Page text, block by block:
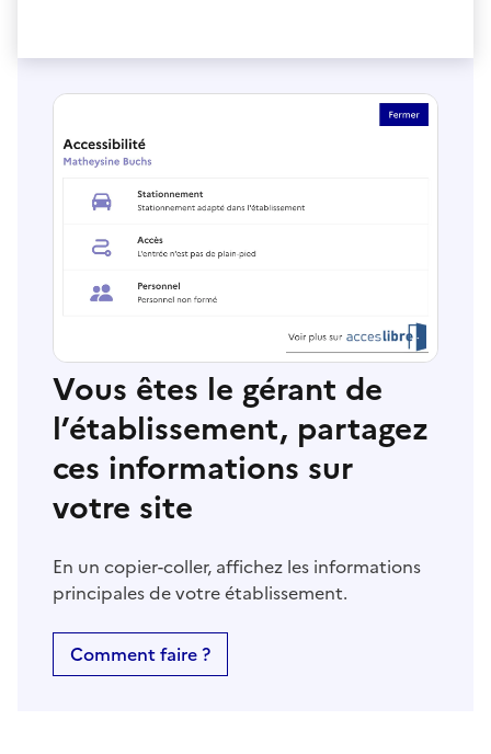
Vous êtes le gérant de
l’établissement, partagez
ces informations sur
votre site
En un copier-coller, affichez les informations
principales de votre établissement.
Comment faire ?